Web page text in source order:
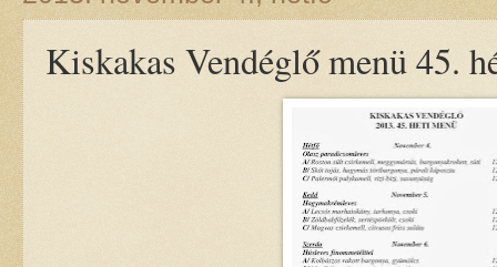
Kiskakas Vendéglő menü 45.